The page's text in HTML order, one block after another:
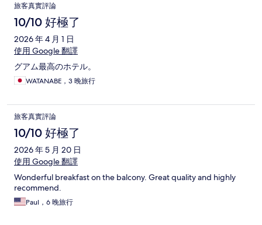
旅客真實評論
10/10 好極了
2026 年 4 月 1 日
使用 Google 翻譯
グアム最高のホテル。
WATANABE，3 晚旅行
旅客真實評論
10/10 好極了
2026 年 5 月 20 日
使用 Google 翻譯
Wonderful breakfast on the balcony. Great quality and highly
recommend.
Paul，6 晚旅行